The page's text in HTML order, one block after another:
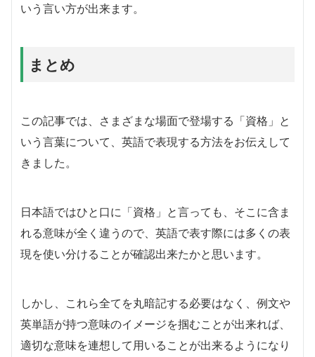
いう言い方が出来ます。
まとめ
この記事では、さまざまな場面で登場する「資格」と
いう言葉について、英語で表現する方法をお伝えして
きました。
日本語ではひと口に「資格」と言っても、そこに含ま
れる意味が全く違うので、英語で表す際には多くの表
現を使い分けることが確認出来たかと思います。
しかし、これら全てを丸暗記する必要はなく、例文や
英単語が持つ意味のイメージを掴むことが出来れば、
適切な意味を連想して用いることが出来るようになり